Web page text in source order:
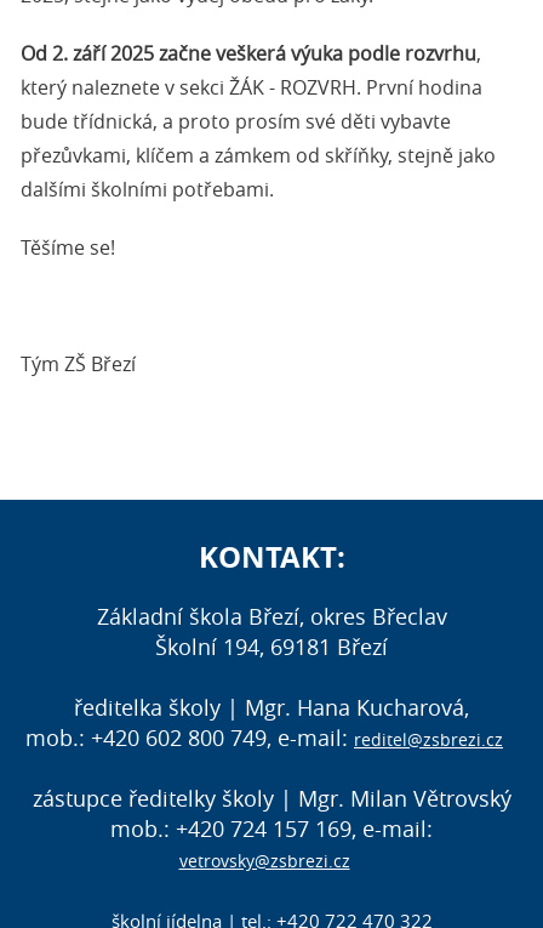
Od 2. září 2025 začne veškerá výuka podle rozvrhu,
který naleznete v sekci ŽÁK - ROZVRH. První hodina
bude třídnická, a proto prosím své děti vybavte
přezůvkami, klíčem a zámkem od skříňky, stejně jako
dalšími školními potřebami.
Těšíme se!
Tým ZŠ Březí
KONTAKT:
Základní škola Březí, okres Břeclav
Školní 194, 69181 Březí
ředitelka školy | Mgr. Hana Kucharová,
mob.: +420 602 800 749, e-mail: reditel@zsbrezi.cz
zástupce ředitelky školy | Mgr. Milan Větrovský
mob.: +420 724 157 169, e-mail:
vetrovsky@zsbrezi.cz
školní jídelna | tel.: +420 722 470 322